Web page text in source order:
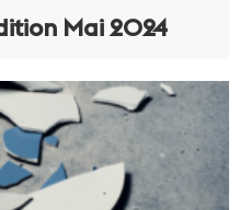
Mai 2024